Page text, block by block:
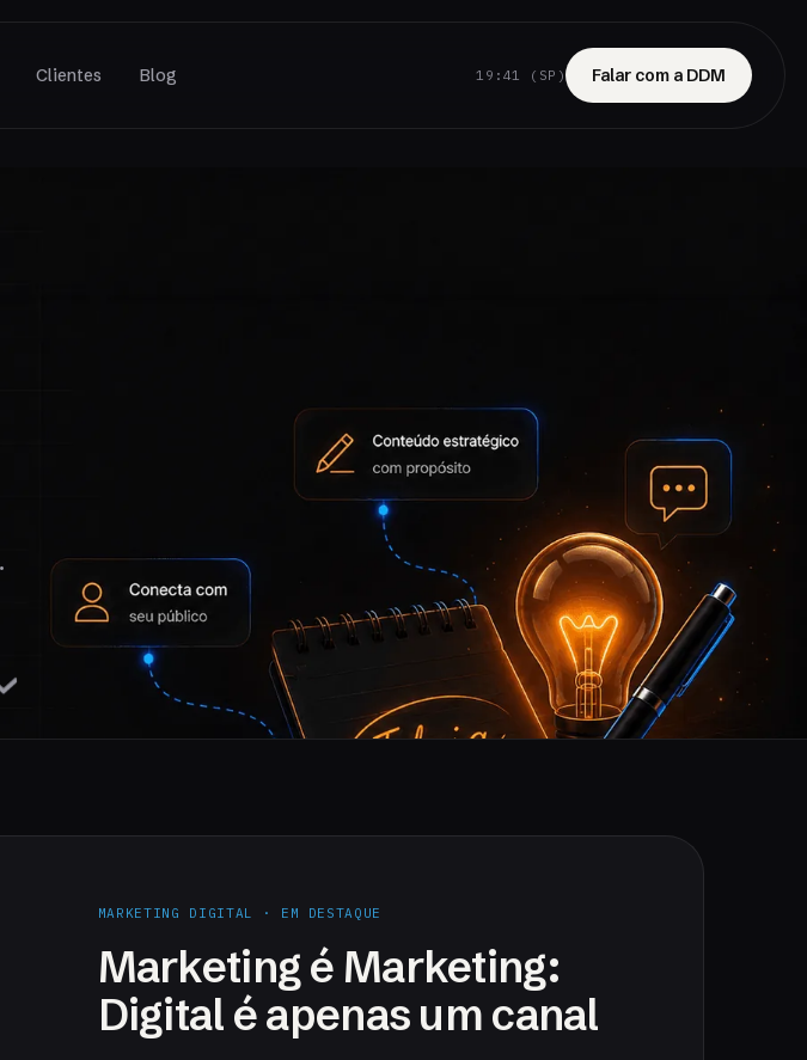
Clientes Blog 19:41 (SP) Falar com a DDM
MARKETING DIGITAL · EM DESTAQUE
Marketing é Marketing:
Digital é apenas um canal